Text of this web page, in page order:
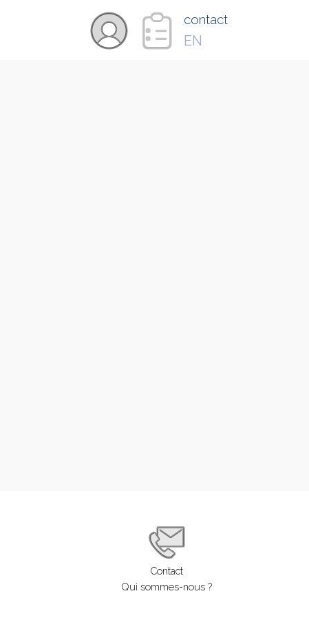
contact
EN
Contact
Qui sommes-nous ?